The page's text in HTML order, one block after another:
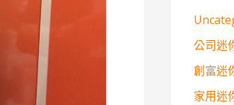
公司迷
創富迷
家用迷